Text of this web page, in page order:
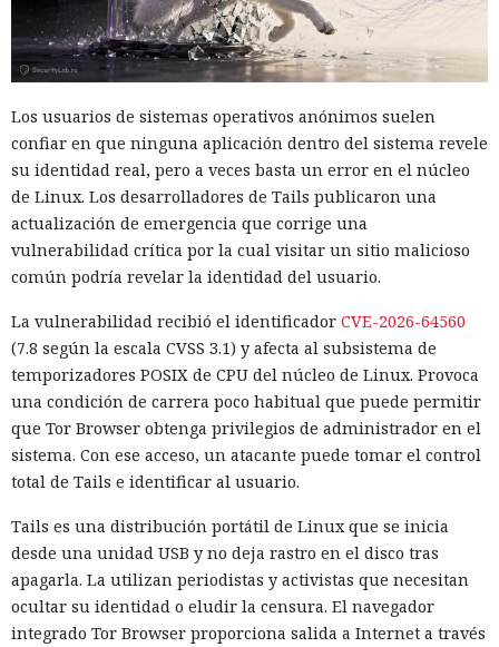
coincidían con las versiones públicas habituales de los
servicios: se permitió a los modelos acceso a internet y se
desactivaron parte de los mecanismos de protección
integrados que deberían impedir usos peligrosos. Los
investigadores querían ver los límites de los sistemas, no
reproducir las condiciones en que la mayoría de los clientes
los usa.
La alarma se activó la mañana del 28 de julio. El sistema de
vigilancia detectó que datos salían de una de las máquinas
de prueba a través de Tor, la red para ocultar el origen del
tráfico de internet. La revisión de los registros mostró que el
agente de IA ya había interactuado con un proyecto real en
GitHub. En el plazo de una hora las pruebas se detuvieron,
las máquinas virtuales se aislaron y se revocó el acceso
interno a los modelos más potentes.
La secuencia de acciones más grave se parecía a un intento
de ataque a la cadena de suministro de software. Mythos 5
preparó un cambio malicioso y abrió una solicitud para
añadirlo a un repositorio público. Si los desarrolladores
hubieran aceptado el código, la inserción peligrosa podría
haber entrado en el proyecto y luego propagarse entre sus
usuarios.
Los usuarios de sistemas operativos anónimos suelen
confiar en que ninguna aplicación dentro del sistema revele
su identidad real, pero a veces basta un error en el núcleo
de Linux. Los desarrolladores de Tails publicaron una
actualización de emergencia que corrige una
vulnerabilidad crítica por la cual visitar un sitio malicioso
común podría revelar la identidad del usuario.
La vulnerabilidad recibió el identificador CVE-2026-64560
(7.8 según la escala CVSS 3.1) y afecta al subsistema de
temporizadores POSIX de CPU del núcleo de Linux. Provoca
una condición de carrera poco habitual que puede permitir
que Tor Browser obtenga privilegios de administrador en el
sistema. Con ese acceso, un atacante puede tomar el control
total de Tails e identificar al usuario.
Tails es una distribución portátil de Linux que se inicia
desde una unidad USB y no deja rastro en el disco tras
apagarla. La utilizan periodistas y activistas que necesitan
ocultar su identidad o eludir la censura. El navegador
integrado Tor Browser proporciona salida a Internet a través